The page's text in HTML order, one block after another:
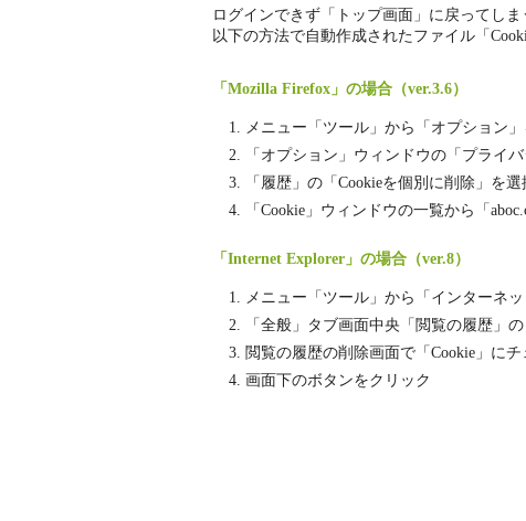
ログインできず「トップ画面」に戻ってし
以下の方法で自動作成されたファイル「
「Mozilla Firefox」の場合（ver.3.6）
メニュー「ツール」から「オプション
「オプション」ウィンドウの「プライ
「履歴」の「Cookieを個別に削除」を選
「Cookie」ウィンドウの一覧から「
「Internet Explorer」の場合（ver.8）
メニュー「ツール」から「インターネ
「全般」タブ画面中央「閲覧の履歴」
閲覧の履歴の削除画面で「Cookie」に
画面下のボタンをクリック